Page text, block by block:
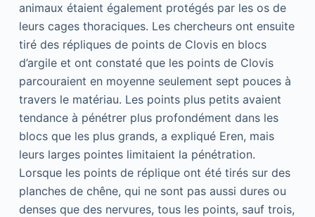
animaux étaient également protégés par les os de
leurs cages thoraciques. Les chercheurs ont ensuite
tiré des répliques de points de Clovis en blocs
d’argile et ont constaté que les points de Clovis
parcouraient en moyenne seulement sept pouces à
travers le matériau. Les points plus petits avaient
tendance à pénétrer plus profondément dans les
blocs que les plus grands, a expliqué Eren, mais
leurs larges pointes limitaient la pénétration.
Lorsque les points de réplique ont été tirés sur des
planches de chêne, qui ne sont pas aussi dures ou
denses que des nervures, tous les points, sauf trois,